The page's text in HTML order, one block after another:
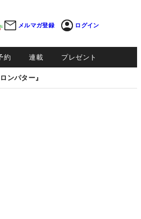
メルマガ登録 ログイン
約 連載 プレゼント
ンパター』